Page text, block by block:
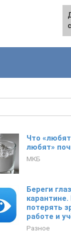
Что
любят»
МКБ
Береги
карантине.
потерять
работе и
Разное